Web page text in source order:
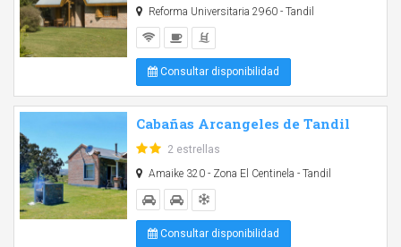
Reforma Universitaria 2960 - Tandil
Consultar disponibilidad
Cabañas Arcangeles de Tandil
2 estrellas
Amaike 320 - Zona El Centinela - Tandil
Consultar disponibilidad